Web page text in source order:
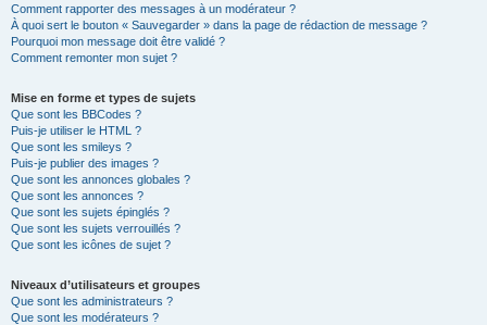
Comment rapporter des messages à un modérateur ?
À quoi sert le bouton « Sauvegarder » dans la page de rédaction de message ?
Pourquoi mon message doit être validé ?
Comment remonter mon sujet ?
Mise en forme et types de sujets
Que sont les BBCodes ?
Puis-je utiliser le HTML ?
Que sont les smileys ?
Puis-je publier des images ?
Que sont les annonces globales ?
Que sont les annonces ?
Que sont les sujets épinglés ?
Que sont les sujets verrouillés ?
Que sont les icônes de sujet ?
Niveaux d’utilisateurs et groupes
Que sont les administrateurs ?
Que sont les modérateurs ?